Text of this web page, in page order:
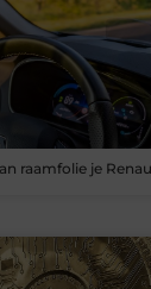
raamfolie je